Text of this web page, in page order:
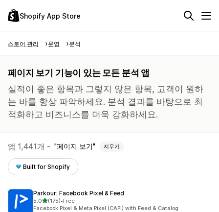
Shopify App Store
스토어 관리 운영 분석
페이지 보기 기능이 있는 모든 분석 앱
실적이 좋은 항목과 그렇지 않은 항목, 고객이 원하
는 바를 항상 파악하세요. 분석 결과를 바탕으로 최
적화하고 비즈니스를 더욱 강화하세요.
앱 1,441개 - 페이지 보기 지우기
Built for Shopify
Parkour: Facebook Pixel & Feed
5.0별 5개 중
(175)
총 리뷰 175개
•Free
Facebook Pixel & Meta Pixel (CAPI) with Feed & Catalog